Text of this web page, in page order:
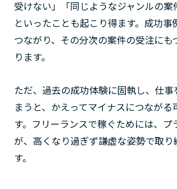
受けない」「同じようなジャンルの案
といったことも起こり得ます。成功事
つながり、その分次の案件の受注にも
ります。
ただ、過去の成功体験に固執し、仕
まうと、かえってマイナスにつながる
す。フリーランスで稼ぐためには、プ
が、高くなり過ぎず謙虚な姿勢で取
す。